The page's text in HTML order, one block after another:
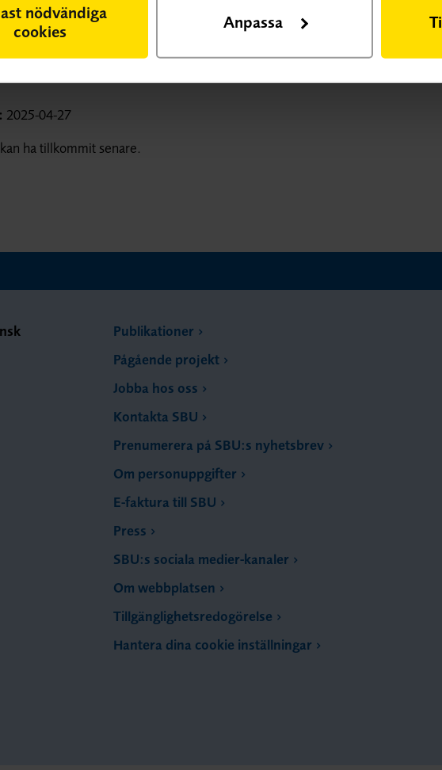
nödvändiga
cookies
Anpassa
för tandvård, 2022. Läs riktlinjerna (rad I3.6)
som visar på kunskapsluckan:
2025-04-27
ha tillkommit senare.
Publikationer
Pågående projekt
Jobba hos oss
Kontakta SBU
Prenumerera på SBU:s nyhetsbrev
Om personuppgifter
E-faktura till SBU
Press
SBU:s sociala medier-kanaler
Om webbplatsen
Tillgänglighetsredogörelse
Hantera dina cookie inställningar